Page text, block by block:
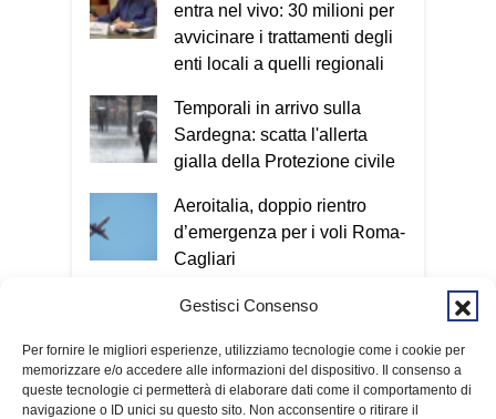
Gestisci Consenso
Per fornire le migliori esperienze, utilizziamo tecnologie come i cookie per
memorizzare e/o accedere alle informazioni del dispositivo. Il consenso a
queste tecnologie ci permetterà di elaborare dati come il comportamento di
navigazione o ID unici su questo sito. Non acconsentire o ritirare il
entra nel vivo: 30 milioni per
avvicinare i trattamenti degli
enti locali a quelli regionali
Temporali in arrivo sulla
Sardegna: scatta l'allerta
gialla della Protezione civile
Aeroitalia, doppio rientro
d’emergenza per i voli Roma-
Cagliari
Cagliari, l'ex scuola di via
Centro polifunzionale
intergenerazionale